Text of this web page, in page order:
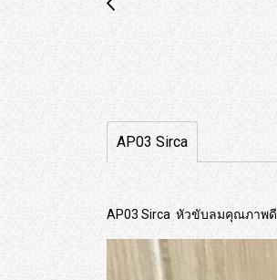
AP03 Sirca
AP03 Sirca หัวขับลมคุณภาพดี